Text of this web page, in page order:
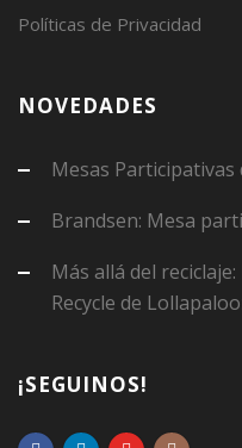
Políticas de Privacidad
NOVEDADES
Mesas
Brandsen: Mesa
Más allá del
Recycle de
¡SEGUINOS!